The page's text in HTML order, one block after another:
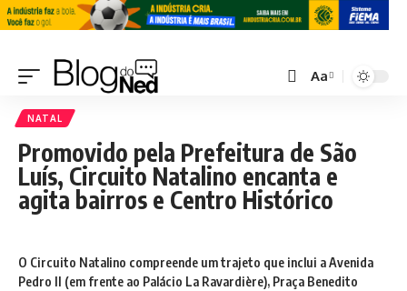
Aa
NATAL
Promovido pela Prefeitura de São
Luís, Circuito Natalino encanta e
agita bairros e Centro Histórico
O Circuito Natalino compreende um trajeto que inclui a Avenida
Pedro II (em frente ao Palácio La Ravardière), Praça Benedito